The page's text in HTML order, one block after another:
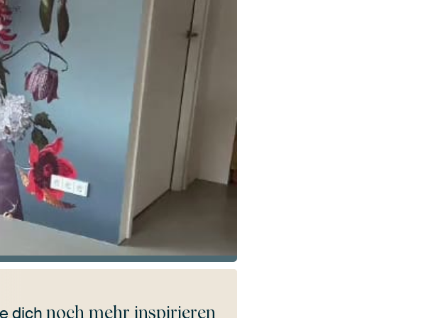
dich noch mehr inspirieren